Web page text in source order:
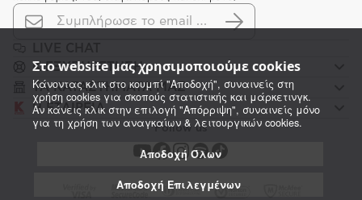
Στο website μας χρησιμοποιούμε cookies
Κάνοντας κλικ στο κουμπί "Αποδοχή", συναινείς στη
χρήση cookies για σκοπούς στατιστικής και μάρκετινγκ.
Αν κάνεις κλικ στην επιλογή "Απόρριψη", συναινείς μόνο
για τη χρήση των αναγκαίων & λειτουργικών cookies.
Αποδοχή Όλων
Αποδοχή Επιλεγμένων
K ΕΞΥΠΗΡΕΤΗΣΗ
ΤΑ ΚΑΤΑΣΤΗΜΑΤΑ ΜΑΣ
Η ΕΤΑΙΡΕΙΑ
Follow us